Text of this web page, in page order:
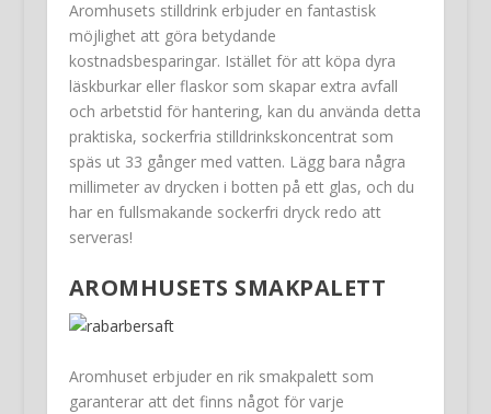
Aromhusets stilldrink erbjuder en fantastisk
möjlighet att göra betydande
kostnadsbesparingar. Istället för att köpa dyra
läskburkar eller flaskor som skapar extra avfall
och arbetstid för hantering, kan du använda detta
praktiska, sockerfria stilldrinkskoncentrat som
späs ut 33 gånger med vatten. Lägg bara några
millimeter av drycken i botten på ett glas, och du
har en fullsmakande sockerfri dryck redo att
serveras!
AROMHUSETS SMAKPALETT
Aromhuset erbjuder en rik smakpalett som
garanterar att det finns något för varje